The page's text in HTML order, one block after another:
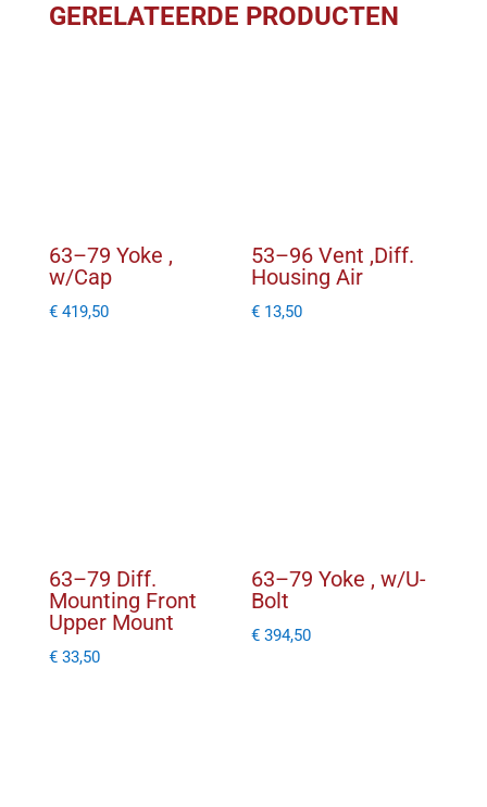
GERELATEERDE PRODUCTEN
63–79 Yoke ,
w/Cap
€419,50
53–96 Vent ,Diff.
Housing Air
€ 13,50
63–79 Diff.
Mounting Front
Upper Mount
€33,50
63–79 Yoke , w/U-
Bolt
€ 394,50